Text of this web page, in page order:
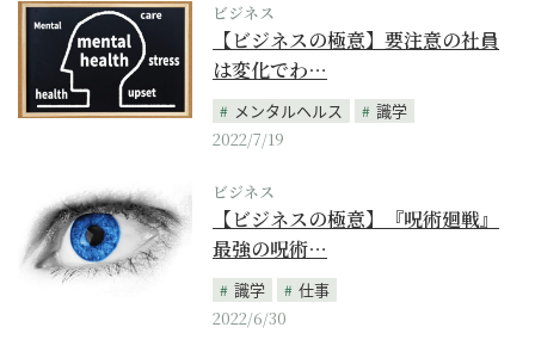
ビジネス
【ビジネスの極意】要注意の社員
は変化でわ…
メンタルヘルス
識学
2022/7/19
ビジネス
【ビジネスの極意】『呪術廻戦』
最強の呪術…
識学
仕事
2022/6/30